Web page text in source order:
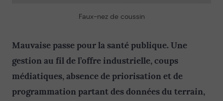
Faux-nez de coussin
Mauvaise passe pour la santé publique. Une
gestion au fil de l’offre industrielle, coups
médiatiques, absence de priorisation et de
programmation partant des données du terrain,